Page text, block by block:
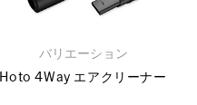
バリエーション
Hoto 4Way エアクリーナー